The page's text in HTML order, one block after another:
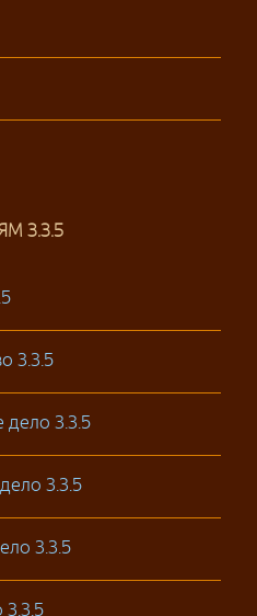
3.3.5
3.3.5
3.3.5
3.3.5
3.3.5
3.3.5